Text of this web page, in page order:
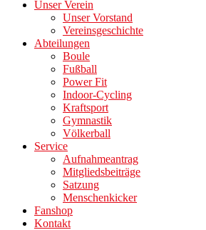
Unser Verein
Unser Vorstand
Vereinsgeschichte
Abteilungen
Boule
Fußball
Power Fit
Indoor-Cycling
Kraftsport
Gymnastik
Völkerball
Service
Aufnahmeantrag
Mitgliedsbeiträge
Satzung
Menschenkicker
Fanshop
Kontakt